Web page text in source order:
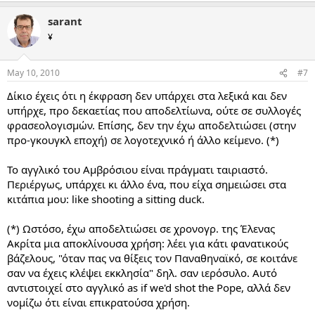
sarant
¥
May 10, 2010 #7
Δίκιο έχεις ότι η έκφραση δεν υπάρχει στα λεξικά και δεν
υπήρχε, προ δεκαετίας που αποδελτίωνα, ούτε σε συλλογές
φρασεολογισμών. Επίσης, δεν την έχω αποδελτιώσει (στην
προ-γκουγκλ εποχή) σε λογοτεχνικό ή άλλο κείμενο. (*)
Το αγγλικό του Αμβρόσιου είναι πράγματι ταιριαστό.
Περιέργως, υπάρχει κι άλλο ένα, που είχα σημειώσει στα
κιτάπια μου: like shooting a sitting duck.
(*) Ωστόσο, έχω αποδελτιώσει σε χρονογρ. της Έλενας
Ακρίτα μια αποκλίνουσα χρήση: λέει για κάτι φανατικούς
βάζελους, "όταν πας να θίξεις τον Παναθηναϊκό, σε κοιτάνε
σαν να έχεις κλέψει εκκλησία" δηλ. σαν ιερόσυλο. Αυτό
αντιστοιχεί στο αγγλικό as if we'd shot the Pope, αλλά δεν
νομίζω ότι είναι επικρατούσα χρήση.